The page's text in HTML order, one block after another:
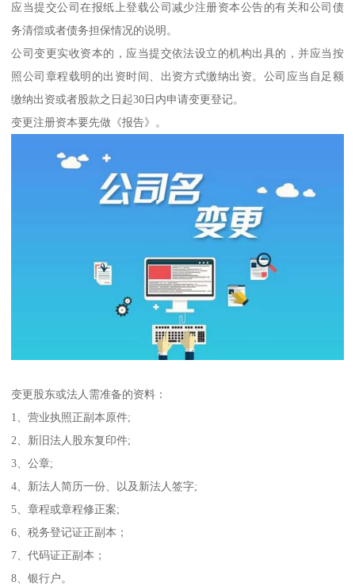
应当提交公司在报纸上登载公司减少注册资本公告的有关和公司债
务清偿或者债务担保情况的说明。
公司变更实收资本的，应当提交依法设立的机构出具的，并应当按
照公司章程载明的出资时间、出资方式缴纳出资。公司应当自足额
缴纳出资或者股款之日起30日内申请变更登记。
变更注册资本要先做《报告》。
变更股东或法人需准备的资料：
1、营业执照正副本原件;
2、新旧法人股东复印件;
3、公章;
4、新法人简历一份、以及新法人签字;
5、章程或章程修正案;
6、税务登记证正副本；
7、代码证正副本；
8、银行户。